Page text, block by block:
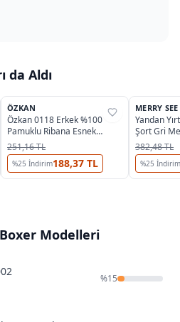
da Aldı
%45
ÖZKAN
Özkan 0118 Erkek %100
Pamuklu Ribana Esnek
Yumuşak Rahat Paçalı Don
251,16 TL
%25 İndirim188,37 TL
%35
MERRY SEE
Yandan
Şort Gri
382,48 TL
%25 İndirim
Modelleri
%15